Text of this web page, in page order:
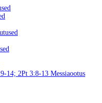
14; 2Pt 3:8-13 Messiaootus